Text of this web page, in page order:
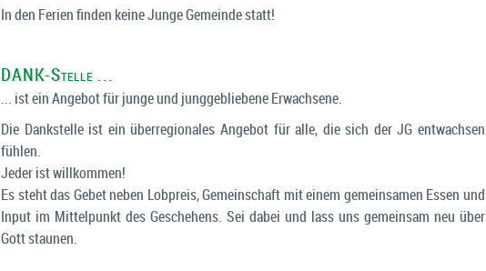
In den Ferien finden keine Junge Gemeinde statt!
DANK-Stelle ...
... ist ein Angebot für junge und junggebliebene Erwachsene.
Die Dankstelle ist ein überregionales Angebot für alle, die sich der JG entwachsen
fühlen.
Jeder ist willkommen!
Es steht das Gebet neben Lobpreis, Gemeinschaft mit einem gemeinsamen Essen und
Input im Mittelpunkt des Geschehens. Sei dabei und lass uns gemeinsam neu über
Gott staunen.